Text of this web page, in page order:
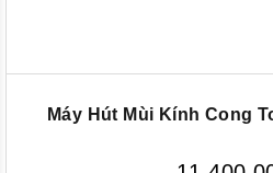
Máy Hút Mùi Kính Cong